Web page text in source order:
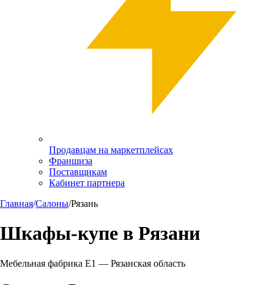
Продавцам на маркетплейсах
Франшиза
Поставщикам
Кабинет партнера
Главная/Салоны/Рязань
Шкафы-купе в Рязани
Мебельная фабрика Е1 — Рязанская область